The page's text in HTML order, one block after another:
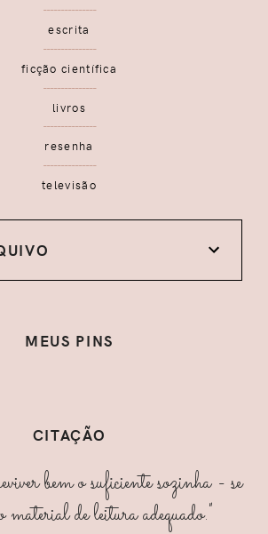
escrita
ficção científica
livros
resenha
televisão
MEUS PINS
CITAÇÃO
bem o suficiente sozinha - se
material de leitura adequado."